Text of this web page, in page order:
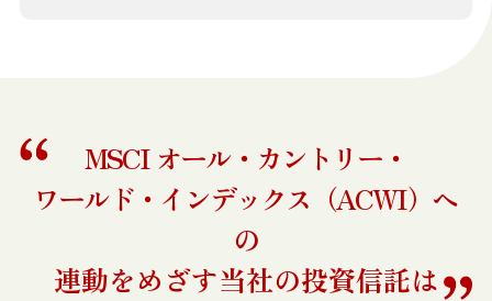
MSCI オール・カントリー・
ワールド・インデックス（ACWI） へ
の
連動をめざす当社の投資信託は